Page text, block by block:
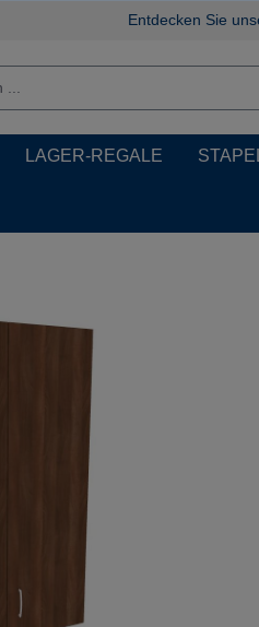
Entdecken Sie
LAGER-REGALE